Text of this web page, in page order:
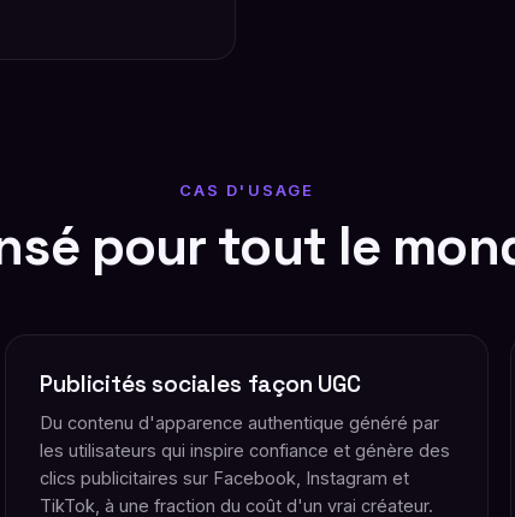
CAS D'USAGE
pour tout le
Publicités sociales façon UGC
Du contenu d'apparence authentique généré par
les utilisateurs qui inspire confiance et génère des
clics publicitaires sur Facebook, Instagram et
TikTok, à une fraction du coût d'un vrai créateur.